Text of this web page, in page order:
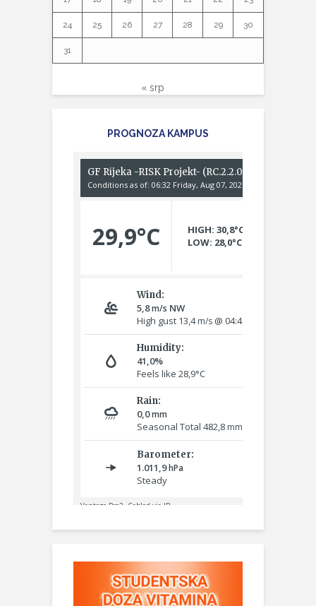
24 25 26 27 28 29 30
31
« srp
PROGNOZA KAMPUS